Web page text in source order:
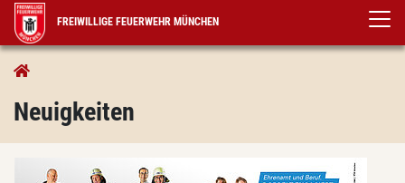
FREIWILLIGE FEUERWEHR MÜNCHEN
Neuigkeiten